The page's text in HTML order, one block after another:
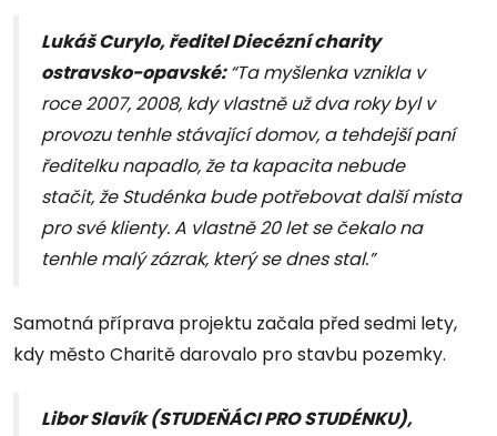
Lukáš Curylo, ředitel Diecézní charity
ostravsko-opavské:“Ta myšlenka vznikla v
roce 2007, 2008, kdy vlastně už dva roky byl v
provozu tenhle stávající domov, a tehdejší paní
ředitelku napadlo, že ta kapacita nebude
stačit, že Studénka bude potřebovat další místa
pro své klienty. A vlastně 20 let se čekalo na
tenhle malý zázrak, který se dnes stal.”
Samotná příprava projektu začala před sedmi lety,
kdy město Charitě darovalo pro stavbu pozemky.
Libor Slavík (STUDEŇÁCI PRO STUDÉNKU),